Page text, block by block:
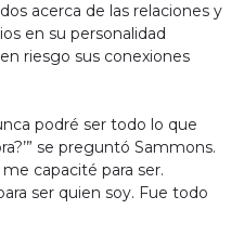
acerca de las relaciones y
en su personalidad
riesgo sus conexiones
podré ser todo lo que
se preguntó Sammons.
capacité para ser.
ser quien soy. Fue todo